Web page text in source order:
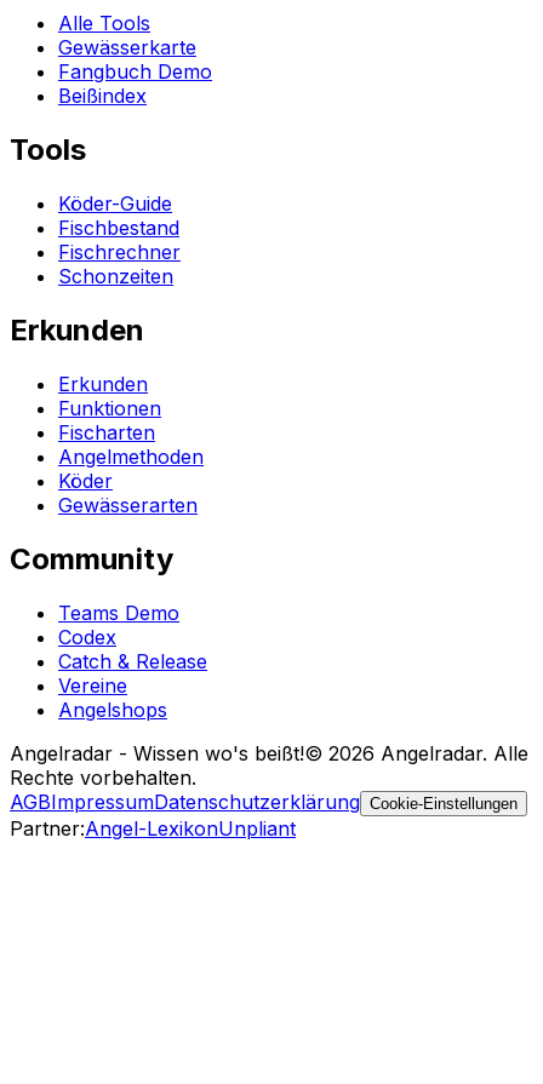
Alle Tools
Gewässerkarte
Fangbuch Demo
Beißindex
Tools
Köder-Guide
Fischbestand
Fischrechner
Schonzeiten
Erkunden
Erkunden
Funktionen
Fischarten
Angelmethoden
Köder
Gewässerarten
Community
Teams Demo
Codex
Catch & Release
Vereine
Angelshops
Angelradar - Wissen wo's beißt!© 2026 Angelradar. Alle
Rechte vorbehalten.
AGBImpressumDatenschutzerklärung Cookie-Einstellungen
Partner:Angel-LexikonUnpliant